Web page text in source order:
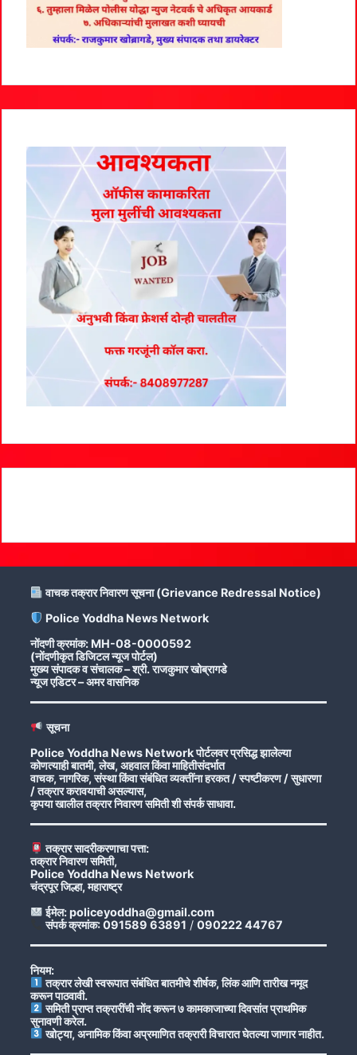
वाचक तक्रार निवारण सूचना (Grievance Redressal Notice)
Police Yoddha News Network
नोंदणी क्रमांक: MH-08-0000592
(नोंदणीकृत डिजिटल न्यूज पोर्टल)
मुख्य संपादक व संचालक – श्री. राजकुमार खोब्रागडे
न्यूज एडिटर – अमर वासनिक
सूचना
Police Yoddha News Network पोर्टलवर प्रसिद्ध झालेल्या
कोणत्याही बातमी, लेख, अहवाल किंवा माहितीसंदर्भात
वाचक, नागरिक, संस्था किंवा संबंधित व्यक्तींना हरकत / स्पष्टीकरण / सुधारणा
/ तक्रार करावयाची असल्यास,
कृपया खालील तक्रार निवारण समिती शी संपर्क साधावा.
तक्रार सादरीकरणाचा पत्ता:
तक्रार निवारण समिती,
Police Yoddha News Network
चंद्रपूर जिल्हा, महाराष्ट्र
ईमेल: policeyoddha@gmail.com
संपर्क क्रमांक: 091589 63891 / 090222 44767
नियम:
तक्रार लेखी स्वरूपात संबंधित बातमीचे शीर्षक, लिंक आणि तारीख नमूद
करून पाठवावी.
समिती प्राप्त तक्रारींची नोंद करून ७ कामकाजाच्या दिवसांत प्राथमिक
सुनावणी करेल.
खोट्या, अनामिक किंवा अप्रमाणित तक्रारी विचारात घेतल्या जाणार नाहीत.